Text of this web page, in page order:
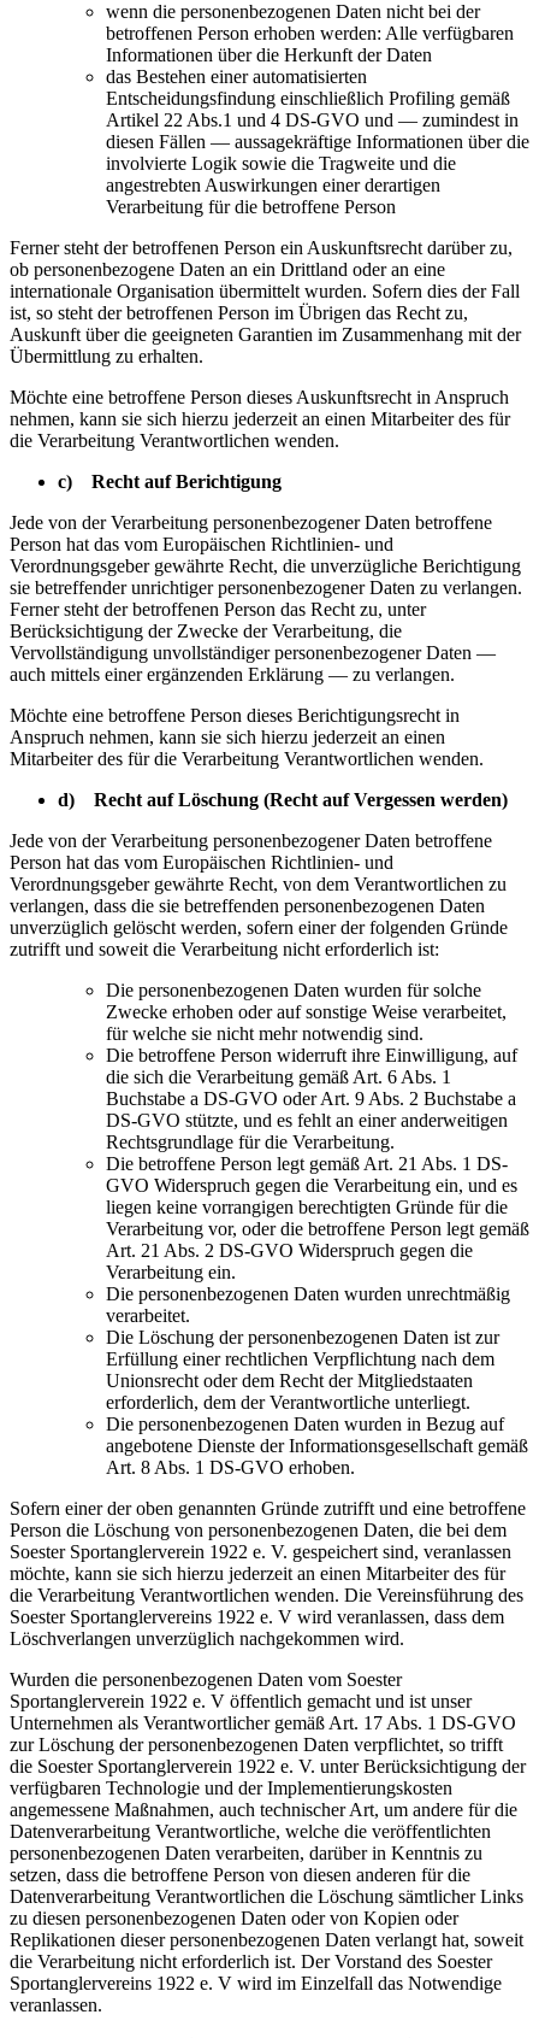
wenn die personenbezogenen Daten nicht bei der
betroffenen Person erhoben werden: Alle verfügbaren
Informationen über die Herkunft der Daten
das Bestehen einer automatisierten
Entscheidungsfindung einschließlich Profiling gemäß
Artikel 22 Abs.1 und 4 DS-GVO und — zumindest in
diesen Fällen — aussagekräftige Informationen über die
involvierte Logik sowie die Tragweite und die
angestrebten Auswirkungen einer derartigen
Verarbeitung für die betroffene Person
Ferner steht der betroffenen Person ein Auskunftsrecht darüber zu,
ob personenbezogene Daten an ein Drittland oder an eine
internationale Organisation übermittelt wurden. Sofern dies der Fall
ist, so steht der betroffenen Person im Übrigen das Recht zu,
Auskunft über die geeigneten Garantien im Zusammenhang mit der
Übermittlung zu erhalten.
Möchte eine betroffene Person dieses Auskunftsrecht in Anspruch
nehmen, kann sie sich hierzu jederzeit an einen Mitarbeiter des für
die Verarbeitung Verantwortlichen wenden.
c) Recht auf Berichtigung
Jede von der Verarbeitung personenbezogener Daten betroffene
Person hat das vom Europäischen Richtlinien- und
Verordnungsgeber gewährte Recht, die unverzügliche Berichtigung
sie betreffender unrichtiger personenbezogener Daten zu verlangen.
Ferner steht der betroffenen Person das Recht zu, unter
Berücksichtigung der Zwecke der Verarbeitung, die
Vervollständigung unvollständiger personenbezogener Daten —
auch mittels einer ergänzenden Erklärung — zu verlangen.
Möchte eine betroffene Person dieses Berichtigungsrecht in
Anspruch nehmen, kann sie sich hierzu jederzeit an einen
Mitarbeiter des für die Verarbeitung Verantwortlichen wenden.
d) Recht auf Löschung (Recht auf Vergessen werden)
Jede von der Verarbeitung personenbezogener Daten betroffene
Person hat das vom Europäischen Richtlinien- und
Verordnungsgeber gewährte Recht, von dem Verantwortlichen zu
verlangen, dass die sie betreffenden personenbezogenen Daten
unverzüglich gelöscht werden, sofern einer der folgenden Gründe
zutrifft und soweit die Verarbeitung nicht erforderlich ist:
Die personenbezogenen Daten wurden für solche
Zwecke erhoben oder auf sonstige Weise verarbeitet,
für welche sie nicht mehr notwendig sind.
Die betroffene Person widerruft ihre Einwilligung, auf
die sich die Verarbeitung gemäß Art. 6 Abs. 1
Buchstabe a DS-GVO oder Art. 9 Abs. 2 Buchstabe a
DS-GVO stützte, und es fehlt an einer anderweitigen
Rechtsgrundlage für die Verarbeitung.
Die betroffene Person legt gemäß Art. 21 Abs. 1 DS-
GVO Widerspruch gegen die Verarbeitung ein, und es
liegen keine vorrangigen berechtigten Gründe für die
Verarbeitung vor, oder die betroffene Person legt gemäß
Art. 21 Abs. 2 DS-GVO Widerspruch gegen die
Verarbeitung ein.
Die personenbezogenen Daten wurden unrechtmäßig
verarbeitet.
Die Löschung der personenbezogenen Daten ist zur
Erfüllung einer rechtlichen Verpflichtung nach dem
Unionsrecht oder dem Recht der Mitgliedstaaten
erforderlich, dem der Verantwortliche unterliegt.
Die personenbezogenen Daten wurden in Bezug auf
angebotene Dienste der Informationsgesellschaft gemäß
Art. 8 Abs. 1 DS-GVO erhoben.
Sofern einer der oben genannten Gründe zutrifft und eine betroffene
Person die Löschung von personenbezogenen Daten, die bei dem
Soester Sportanglerverein 1922 e. V. gespeichert sind, veranlassen
möchte, kann sie sich hierzu jederzeit an einen Mitarbeiter des für
die Verarbeitung Verantwortlichen wenden. Die Vereinsführung des
Soester Sportanglervereins 1922 e. V wird veranlassen, dass dem
Löschverlangen unverzüglich nachgekommen wird.
Wurden die personenbezogenen Daten vom Soester
Sportanglerverein 1922 e. V öffentlich gemacht und ist unser
Unternehmen als Verantwortlicher gemäß Art. 17 Abs. 1 DS-GVO
zur Löschung der personenbezogenen Daten verpflichtet, so trifft
die Soester Sportanglerverein 1922 e. V. unter Berücksichtigung der
verfügbaren Technologie und der Implementierungskosten
angemessene Maßnahmen, auch technischer Art, um andere für die
Datenverarbeitung Verantwortliche, welche die veröffentlichten
personenbezogenen Daten verarbeiten, darüber in Kenntnis zu
setzen, dass die betroffene Person von diesen anderen für die
Datenverarbeitung Verantwortlichen die Löschung sämtlicher Links
zu diesen personenbezogenen Daten oder von Kopien oder
Replikationen dieser personenbezogenen Daten verlangt hat, soweit
die Verarbeitung nicht erforderlich ist. Der Vorstand des Soester
Sportanglervereins 1922 e. V wird im Einzelfall das Notwendige
veranlassen.